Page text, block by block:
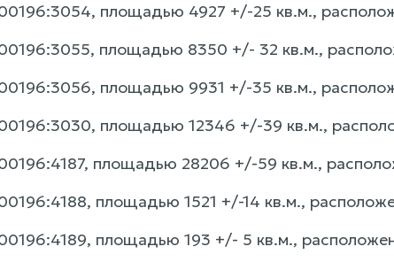
площадью 4927 +/-25 кв.м.,
площадью 8350 +/- 32 кв.м.,
площадью 9931 +/-35 кв.м.,
площадью 12346 +/-39 кв.м.,
площадью 28206 +/-59 кв.м.,
площадью 1521 +/-14 кв.м.,
площадью 193 +/- 5 кв.м.,